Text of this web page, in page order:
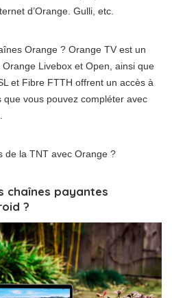
d’Orange. Gulli, etc.
Orange ? Orange TV est un
Livebox et Open, ainsi que
et Fibre FTTH offrent un accès à
vous pouvez compléter avec
de la TNT avec Orange ?
chaînes payantes
?